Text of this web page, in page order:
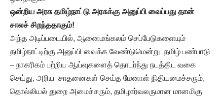
ஒன்றிய அரசு தமிழ்நாட்டு அரசுக்கு அனுப்பி வைப்பது தான்
சாலச் சிறந்ததாகும்!
அந்த அடிப்படையில், ஆனைமங்கலம் செப்பேடுகளையும்
தமிழ்நாட்டிற்கு அனுப்பி வைக்க வேண்டுமென்று தமிழ் பண்பாடு
– நாகரிகம் பற்றிய ஆய்வுகளைத் தொடர்ந்து நடத்திட வகை
செய்து, அரிய சாதனைகள் செய்த மேனாள் நிதியமைச்சரும்,
தொல்லியல் துறை அமைச்சரும், தமிழார்வலருமான மானமிகு